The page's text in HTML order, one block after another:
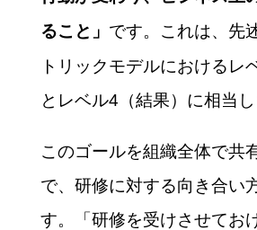
ること」 です。これは、先
トリックモデルにおけるレ
とレベル4（結果）に相当し
このゴールを組織全体で共
で、研修に対する向き合い
す。「研修を受けさせてお